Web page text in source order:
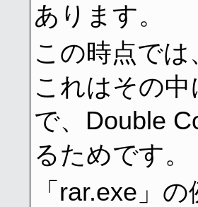
あります。
この時点で
これはその
で、Double
るためです。
「rar.exe」